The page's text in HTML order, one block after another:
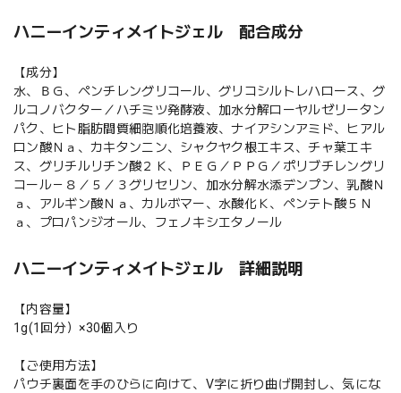
ハニーインティメイトジェル 配合成分
【成分】
水、ＢＧ、ペンチレングリコール、グリコシルトレハロース、グ
ルコノバクター／ハチミツ発酵液、加水分解ローヤルゼリータン
パク、ヒト脂肪間質細胞順化培養液、ナイアシンアミド、ヒアル
ロン酸Ｎａ、カキタンニン、シャクヤク根エキス、チャ葉エキ
ス、グリチルリチン酸２Ｋ、ＰＥＧ／ＰＰＧ／ポリブチレングリ
コール－８／５／３グリセリン、加水分解水添デンプン、乳酸Ｎ
ａ、アルギン酸Ｎａ、カルボマー、水酸化Ｋ、ペンテト酸５Ｎ
ａ、プロパンジオール、フェノキシエタノール
ハニーインティメイトジェル 詳細説明
【内容量】
1g(1回分）×30個入り
【ご使用方法】
パウチ裏面を手のひらに向けて、V字に折り曲げ開封し、気にな